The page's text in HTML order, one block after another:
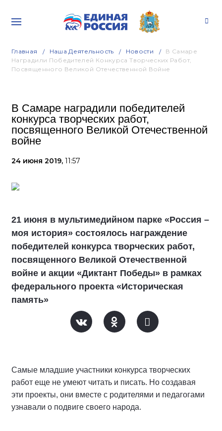
Главная Наша Деятельность Новости
В Самаре
Наградили Победителей Конкурса Творческих Работ,
Посвященного Великой Отечественной Войне
В Самаре наградили победителей
конкурса творческих работ,
посвященного Великой Отечественной
войне
24 июня 2019, 11:57
21 июня в мультимедийном парке «Россия –
моя история» состоялось награждение
победителей конкурса творческих работ,
посвященного Великой Отечественной
войне и акции «Диктант Победы» в рамках
федерального проекта «Историческая
память»
Самые младшие участники конкурса творческих
работ еще не умеют читать и писать. Но создавая
эти проекты, они вместе с родителями и педагогами
узнавали о подвиге своего народа.